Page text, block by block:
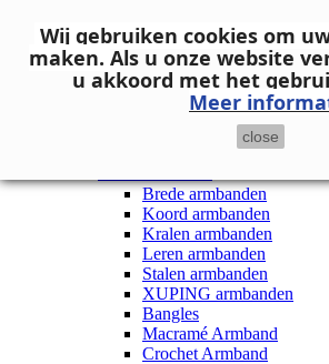
Inloggen
shopping_cart Winkelwagen (0)
Brede armbanden
Koord armbanden
Kralen armbanden
Leren armbanden
Stalen armbanden
XUPING armbanden
Bangles
Macramé Armband
Crochet Armband
Wij gebruiken cookies om
maken. Als u onze website
u akkoord met het
Meer
close